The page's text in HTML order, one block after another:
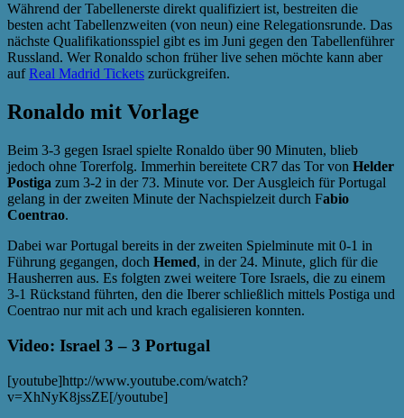
Während der Tabellenerste direkt qualifiziert ist, bestreiten die
besten acht Tabellenzweiten (von neun) eine Relegationsrunde. Das
nächste Qualifikationsspiel gibt es im Juni gegen den Tabellenführer
Russland. Wer Ronaldo schon früher live sehen möchte kann aber
aufReal Madrid Tickets zurückgreifen.
Ronaldo mit Vorlage
Beim 3-3 gegen Israel spielte Ronaldo über 90 Minuten, blieb
jedoch ohne Torerfolg. Immerhin bereitete CR7 das Tor von Helder
Postiga zum 3-2 in der 73. Minute vor. Der Ausgleich für Portugal
gelang in der zweiten Minute der Nachspielzeit durch Fabio
Coentrao.
Dabei war Portugal bereits in der zweiten Spielminute mit 0-1 in
Führung gegangen, doch Hemed, in der 24. Minute, glich für die
Hausherren aus. Es folgten zwei weitere Tore Israels, die zu einem
3-1 Rückstand führten, den die Iberer schließlich mittels Postiga und
Coentrao nur mit ach und krach egalisieren konnten.
Video: Israel 3 – 3 Portugal
[youtube]http://www.youtube.com/watch?
v=XhNyK8jssZE[/youtube]